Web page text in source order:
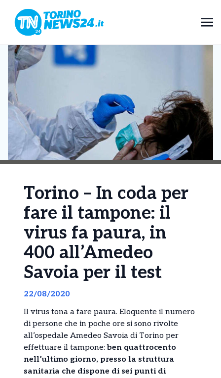
Torino – In coda per
fare il tampone: il
virus fa paura, in
400 all’Amedeo
Savoia per il test
22/08/2020
Il virus tona a fare paura. Eloquente il numero
di persone che in poche ore si sono rivolte
all’ospedale Amedeo Savoia di Torino per
effettuare il tampone: ben quattrocento
nell’ultimo giorno, presso la struttura
sanitaria che dispone di sei punti di